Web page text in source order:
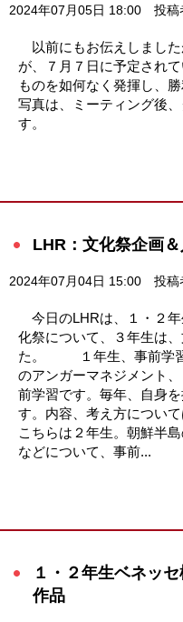
2024年07月05日 18:00 投稿
以前にもお伝えしまし
が、７月７日に予定され
ものを如何なく発揮し、
写真は、ミーティング後
す。
LHR：文化祭企画
2024年07月04日 15:00 投稿
今日のLHRは、１・２
化祭について、３年生は
た。 １年生、事前学習
のアンガーマネジメント
前学習です。毎年、自身
す。内容、考え方につ
こちらは２年生。朝鮮半
などについて、事前...
１・２年生ベネッ
作品